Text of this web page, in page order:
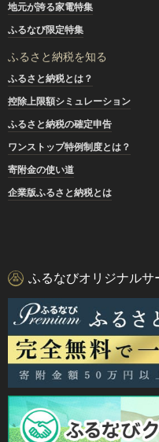
地元が誇る家電特集
ふるなび限定特集
ふるさと納税を知る
ふるさと納税とは？
控除上限額シミュレーション
ふるさと納税の確定申告
ワンストップ特例制度とは？
寄附金の使い道
企業版ふるさと納税とは
ふるなびオリジナルサ